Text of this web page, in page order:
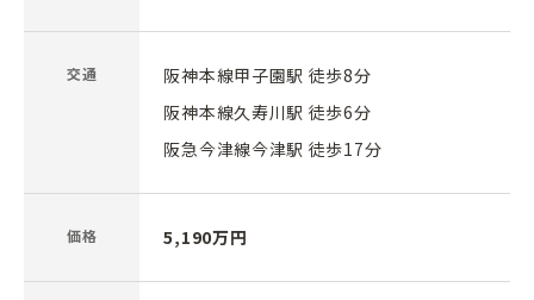
交通
阪神本線甲子園駅 徒歩8分
阪神本線久寿川駅 徒歩6分
阪急今津線今津駅 徒歩17分
価格 5,190万円